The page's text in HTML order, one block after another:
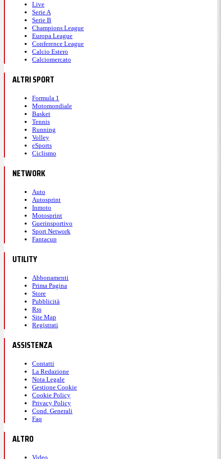
Live
Serie A
Serie B
Champions League
Europa League
Conference League
Calcio Estero
Calciomercato
ALTRI SPORT
Formula 1
Motomondiale
Basket
Tennis
Running
Volley
eSports
Ciclismo
NETWORK
Auto
Autosprint
Inmoto
Motosprint
Guerinsportivo
Sport Network
Fantacup
UTILITY
Abbonamenti
Prima Pagina
Store
Pubblicità
Rss
Site Map
Registrati
ASSISTENZA
Contatti
La Redazione
Nota Legale
Gestione Cookie
Cookie Policy
Privacy Policy
Cond. Generali
Faq
ALTRO
Video